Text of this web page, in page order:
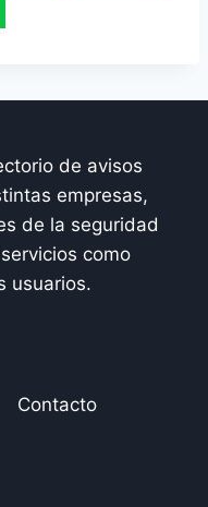
de avisos
empresas,
de la seguridad
como
usuarios.
Contacto